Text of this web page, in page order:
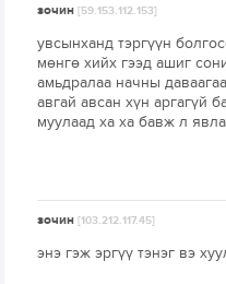
зочин[59.153.112.153]
увсынханд тэргүүн
мөнгө хийх гээд ашиг
амьдралаа начны
авгай авсан хүн аргагүй
муулаад ха ха бавж л
зочин[103.212.117.45]
энэ гэж эргүү тэнэг вэ